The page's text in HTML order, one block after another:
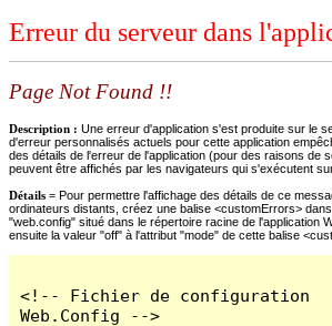
Erreur du serveur dans
Page Not Found !!
Description : Une erreur d'application s'est produite sur le
d'erreur personnalisés actuels pour cette application
des détails de l'erreur de l'application (pour des raisons de
peuvent être affichés par les navigateurs qui s'exécutent
Détails = Pour permettre l'affichage des détails de ce
ordinateurs distants, créez une balise <customErrors>
"web.config" situé dans le répertoire racine de l'application
ensuite la valeur "off" à l'attribut "mode" de cette balise
<!-- Fichier de configuration
Web.Config -->